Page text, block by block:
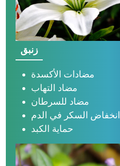
زنبق
مضادات الأكسدة
مضاد التهاب
مضاد للسرطان
انخفاض السكر في الدم
حماية الكبد